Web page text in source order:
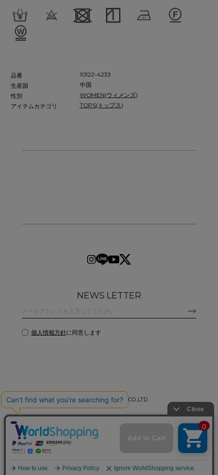
品番
10122-4233
生産国
中国
性別
WOMEN(ウィメンズ)
アイテムカテゴリ
TOPS(トップス)
NEWS LETTER
個人情報方針に同意します
©2026 CLANE DESIGN CO.,LTD